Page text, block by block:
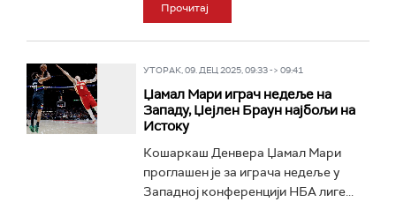
Прочитај
УТОРАК, 09. ДЕЦ 2025, 09:33 -> 09:41
Џамал Мари играч недеље на
Западу, Џејлен Браун најбољи на
Истоку
Кошаркаш Денвера Џамал Мари
проглашен је за играча недеље у
Западној конференцији НБА лиге...